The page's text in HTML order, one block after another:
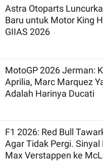
Astra Otoparts
Baru untuk Motor King
GIIAS 2026
MotoGP 2026 Jerman:
Aprilia, Marc Marquez
Adalah Harinya Ducati
F1 2026: Red Bull
Agar Tidak Pergi. Sinyal
Max Verstappen ke